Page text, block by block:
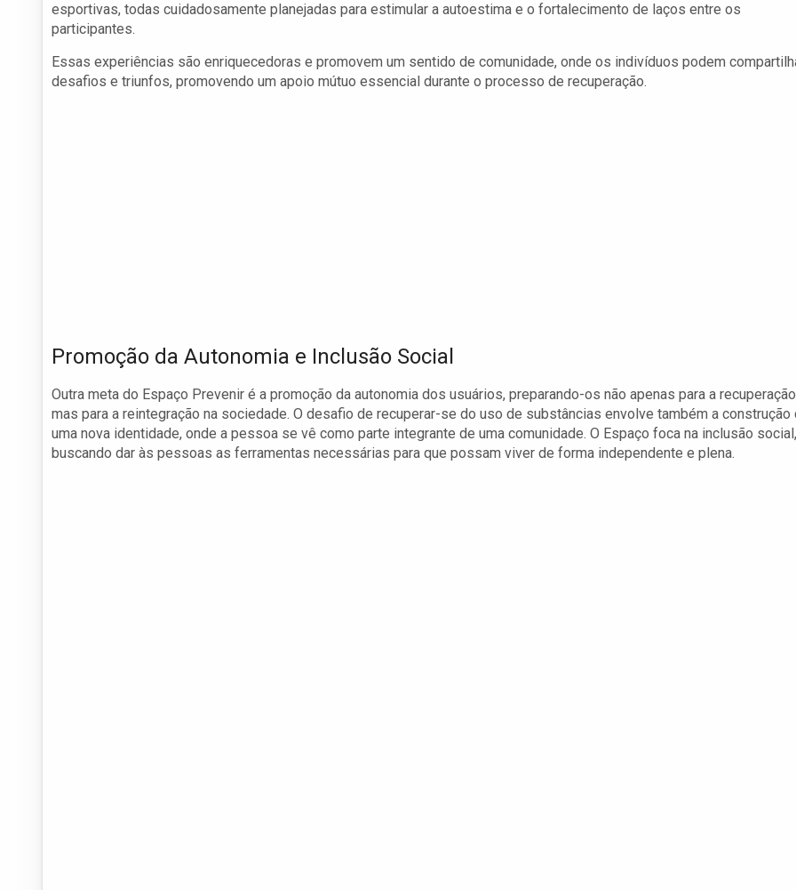
esportivas, todas cuidadosamente planejadas para estimular a autoestima e o fortalecimento de laços entre os
participantes.
Essas experiências são enriquecedoras e promovem um sentido de comunidade, onde os indivíduos podem
desafios e triunfos, promovendo um apoio mútuo essencial durante o processo de recuperação.
Promoção da Autonomia e Inclusão Social
Outra meta do Espaço Prevenir é a promoção da autonomia dos usuários, preparando-os não apenas para a
mas para a reintegração na sociedade. O desafio de recuperar-se do uso de substâncias envolve também a construção
uma nova identidade, onde a pessoa se vê como parte integrante de uma comunidade. O Espaço foca na inclusão social,
buscando dar às pessoas as ferramentas necessárias para que possam viver de forma independente e plena.